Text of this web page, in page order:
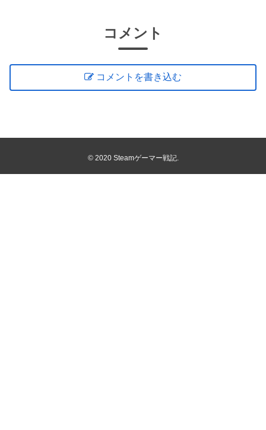
コメント
コメントを書き込む
© 2020 Steamゲーマー戦記.